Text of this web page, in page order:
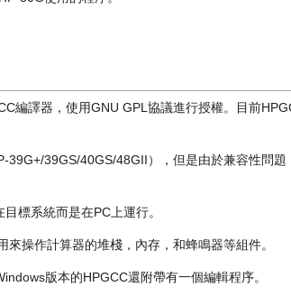
編譯器，使用GNU GPL協議進行授權。目前
39GS/40GS/48GII），但是由於兼容性問題
標系統而是在PC上運行。
操作計算器的堆棧，內存，和蜂鳴器等組件。
版本的HPGCC還附帶有一個編輯程序。